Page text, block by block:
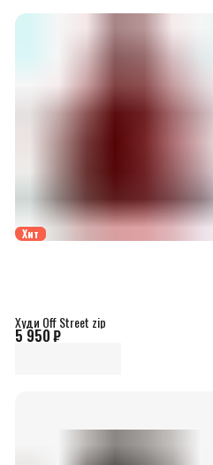
Хит
5 950 ₽
Худи Off Street zip